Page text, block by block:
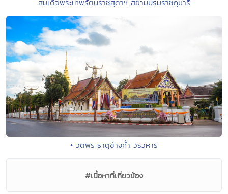
• วัดพระธาตุช้างค้ำ วรวิหาร
#เนื้อหาที่เกี่ยวข้อง